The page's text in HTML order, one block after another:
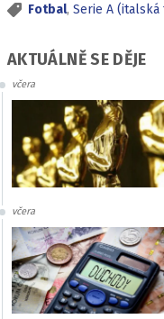
Fotbal, Serie A
AKTUÁLNĚ SE DĚJE
včera
včera